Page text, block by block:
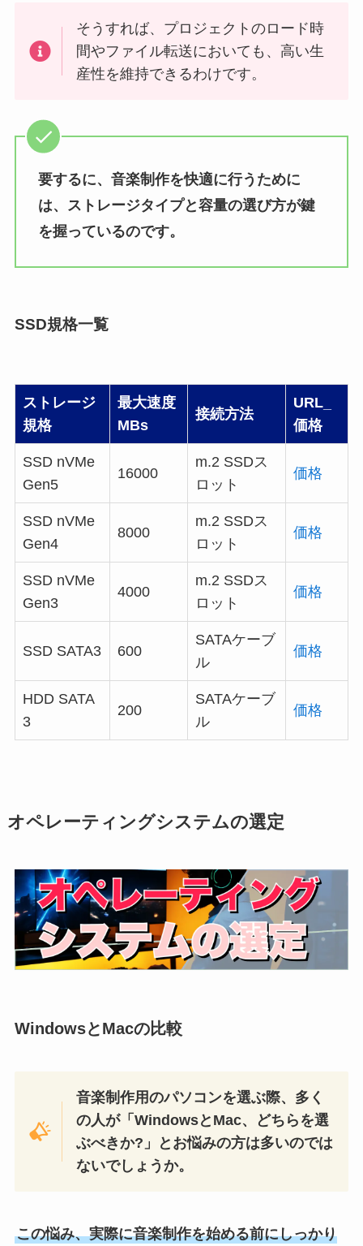
そうすれば、プロジェクトのロード時
間やファイル転送においても、高い生
産性を維持できるわけです。
要するに、音楽制作を快適に行うために
は、ストレージタイプと容量の選び方が鍵
を握っているのです。
SSD規格一覧
ストレージ
規格
最大速度
MBs
接続方法
URL_
価格
SSD nVMe
Gen5
16000
m.2 SSDス
ロット
価格
SSD nVMe
Gen4
8000
m.2 SSDス
ロット
価格
SSD nVMe
Gen3
4000
m.2 SSDス
ロット
価格
SSD SATA3 600
SATAケーブ
ル
価格
HDD SATA
3
200
SATAケーブ
ル
価格
オペレーティングシステムの選定
WindowsとMacの比較
音楽制作用のパソコンを選ぶ際、多く
の人が「WindowsとMac、どちらを選
ぶべきか?」とお悩みの方は多いのでは
ないでしょうか。
この悩み、実際に音楽制作を始める前にしっかり